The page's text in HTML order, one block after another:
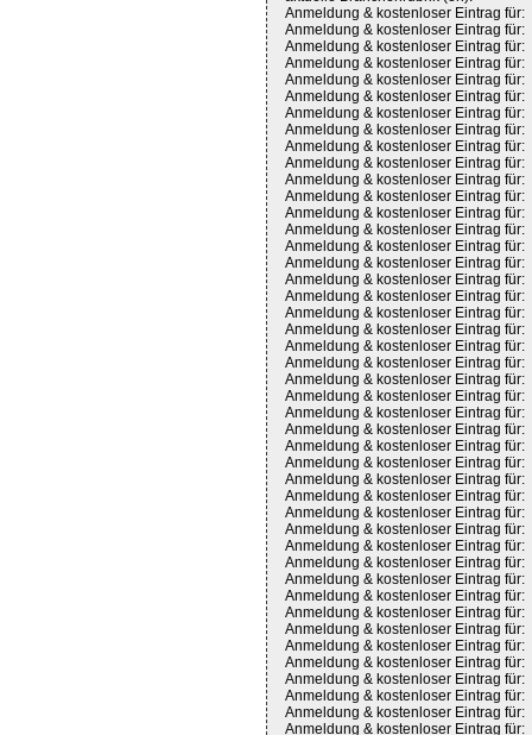
Anmeldung & kostenloser Eintrag für:
Anmeldung & kostenloser Eintrag für:
Anmeldung & kostenloser Eintrag für:
Anmeldung & kostenloser Eintrag für:
Anmeldung & kostenloser Eintrag für:
Anmeldung & kostenloser Eintrag für:
Anmeldung & kostenloser Eintrag für:
Anmeldung & kostenloser Eintrag für:
Anmeldung & kostenloser Eintrag für:
Anmeldung & kostenloser Eintrag für:
Anmeldung & kostenloser Eintrag für:
Anmeldung & kostenloser Eintrag für:
Anmeldung & kostenloser Eintrag für:
Anmeldung & kostenloser Eintrag für:
Anmeldung & kostenloser Eintrag für:
Anmeldung & kostenloser Eintrag für:
Anmeldung & kostenloser Eintrag für:
Anmeldung & kostenloser Eintrag für:
Anmeldung & kostenloser Eintrag für:
Anmeldung & kostenloser Eintrag für:
Anmeldung & kostenloser Eintrag für:
Anmeldung & kostenloser Eintrag für:
Anmeldung & kostenloser Eintrag für:
Anmeldung & kostenloser Eintrag für:
Anmeldung & kostenloser Eintrag für:
Anmeldung & kostenloser Eintrag für:
Anmeldung & kostenloser Eintrag für:
Anmeldung & kostenloser Eintrag für:
Anmeldung & kostenloser Eintrag für:
Anmeldung & kostenloser Eintrag für:
Anmeldung & kostenloser Eintrag für:
Anmeldung & kostenloser Eintrag für:
Anmeldung & kostenloser Eintrag für:
Anmeldung & kostenloser Eintrag für:
Anmeldung & kostenloser Eintrag für:
Anmeldung & kostenloser Eintrag für:
Anmeldung & kostenloser Eintrag für:
Anmeldung & kostenloser Eintrag für:
Anmeldung & kostenloser Eintrag für:
Anmeldung & kostenloser Eintrag für:
Anmeldung & kostenloser Eintrag für:
Anmeldung & kostenloser Eintrag für:
Anmeldung & kostenloser Eintrag für:
Anmeldung & kostenloser Eintrag für: